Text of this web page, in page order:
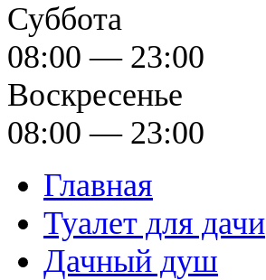
Суббота
08:00 — 23:00
Воскресенье
08:00 — 23:00
Главная
Туалет для дачи
Дачный душ